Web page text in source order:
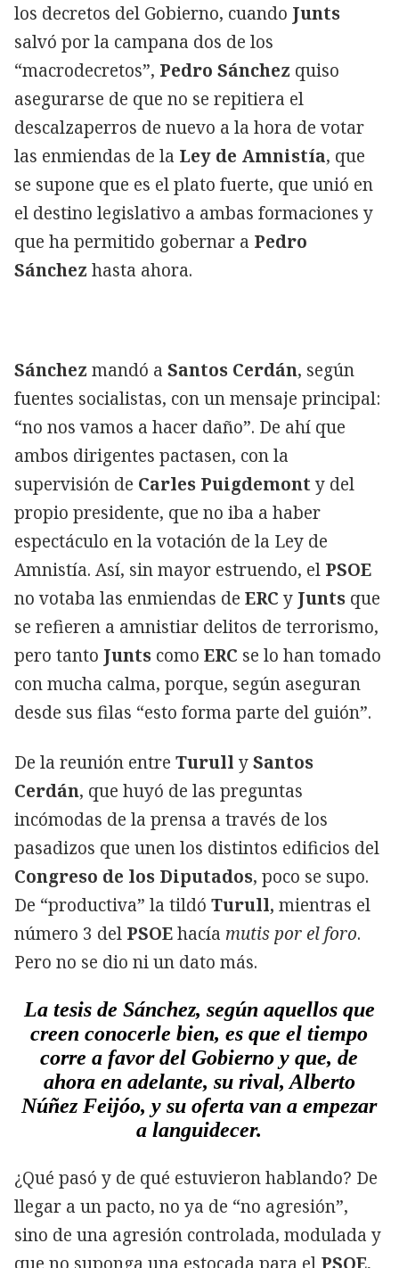
los decretos del Gobierno, cuando Junts
salvó por la campana dos de los
“macrodecretos”, Pedro Sánchez quiso
asegurarse de que no se repitiera el
descalzaperros de nuevo a la hora de votar
las enmiendas de la Ley de Amnistía, que
se supone que es el plato fuerte, que unió en
el destino legislativo a ambas formaciones y
que ha permitido gobernar a Pedro
Sánchez hasta ahora.
Sánchez mandó a Santos Cerdán, según
fuentes socialistas, con un mensaje principal:
“no nos vamos a hacer daño”. De ahí que
ambos dirigentes pactasen, con la
supervisión de Carles Puigdemont y del
propio presidente, que no iba a haber
espectáculo en la votación de la Ley de
Amnistía. Así, sin mayor estruendo, el PSOE
no votaba las enmiendas de ERC y Junts que
se refieren a amnistiar delitos de terrorismo,
pero tanto Junts como ERC se lo han tomado
con mucha calma, porque, según aseguran
desde sus filas “esto forma parte del guión”.
De la reunión entre Turull ySantos
Cerdán, que huyó de las preguntas
incómodas de la prensa a través de los
pasadizos que unen los distintos edificios del
Congreso de los Diputados, poco se supo.
De “productiva” la tildó Turull, mientras el
número 3 del PSOEhacía mutis por el foro.
Pero no se dio ni un dato más.
La tesis de Sánchez, según aquellos que
creen conocerle bien, es que el tiempo
corre a favor del Gobierno y que, de
ahora en adelante, su rival, Alberto
Núñez Feijóo, y su oferta van a empezar
a languidecer.
¿Qué pasó y de qué estuvieron hablando? De
llegar a un pacto, no ya de “no agresión”,
sino de una agresión controlada, modulada y
que no suponga una estocada para el PSOE,